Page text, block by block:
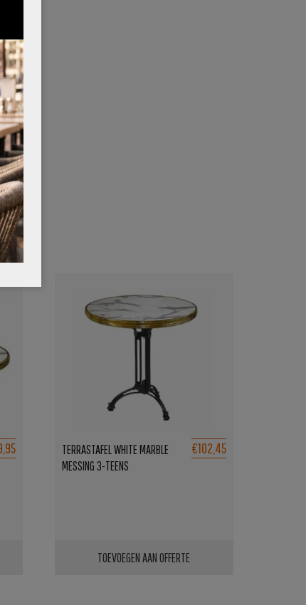
TERRASTAFEL WHITE MARBLE
MESSING 3-TEENS
€102,45
TOEVOEGEN AAN OFFERTE